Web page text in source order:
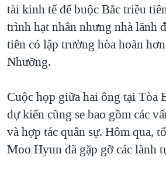
KINH TẾ
KHOA HỌC
SỨC KHOẺ
THỂ THAO
GIÁO DỤC
MỘT NĂM CHIẾN TRANH TẠI DẢI
GIẢI MÃ VÀNH ĐAI & CON ĐƯỜNG
NGÀY TỊ NẠN THẾ GIỚI
TRỊNH VĨNH BÌNH - NGƯỜI HẠ 'BÊN
CHI PHÍ CHIẾN TRANH AFGHANISTAN
CÁC GIÁ TRỊ CỘNG HÒA Ở VIỆT
THƯỢNG ĐỈNH TRUMP-KIM TẠI
MẠNG XÃ HỘI
tài kinh tế để buộc Bắc triều
trình hạt nhân nhưng nhà lãnh
tiên có lập trường hòa hoãn
Nhưỡng.
Cuộc họp giữa hai ông tại Tòa
dự kiến cũng se bao gồm các
và hợp tác quân sự. Hôm qua,
Moo Hyun đã gặp gỡ các lãnh